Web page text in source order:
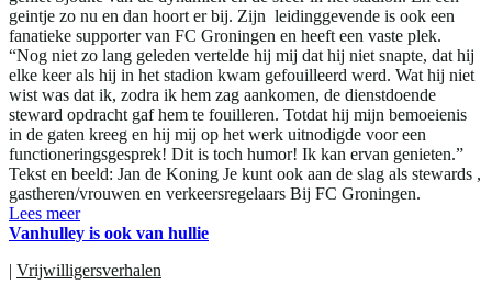
geintje zo nu en dan hoort er bij. Zijn leidinggevende is ook een
fanatieke supporter van FC Groningen en heeft een vaste plek.
“Nog niet zo lang geleden vertelde hij mij dat hij niet snapte, dat hij
elke keer als hij in het stadion kwam gefouilleerd werd. Wat hij niet
wist was dat ik, zodra ik hem zag aankomen, de dienstdoende
steward opdracht gaf hem te fouilleren. Totdat hij mijn bemoeienis
in de gaten kreeg en hij mij op het werk uitnodigde voor een
functioneringsgesprek! Dit is toch humor! Ik kan ervan genieten.”
Tekst en beeld: Jan de Koning Je kunt ook aan de slag als stewards ,
gastheren/vrouwen en verkeersregelaars Bij FC Groningen.
Lees meer
Vanhulley is ook van hullie
| Vrijwilligersverhalen